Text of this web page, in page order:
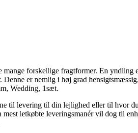
forskellige fragtformer. En yndling
er nemlig i høj grad
Wedding, 1sæt.
til levering til din lejlighed eller til hvor
letkøbte leveringsmanér vil dog til